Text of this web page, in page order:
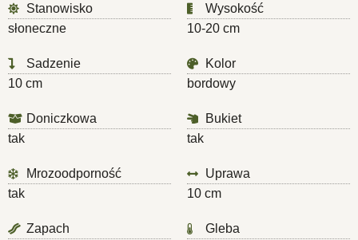
Stanowisko
słoneczne
Wysokość
10-20 cm
Sadzenie
10 cm
Kolor
bordowy
Doniczkowa
tak
Bukiet
tak
Mrozoodporność
tak
Uprawa
10 cm
Zapach
Gleba